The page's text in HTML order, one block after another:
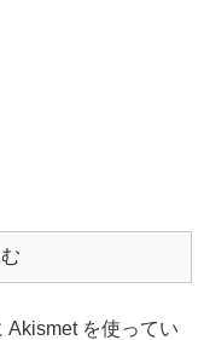
Akismet を使ってい